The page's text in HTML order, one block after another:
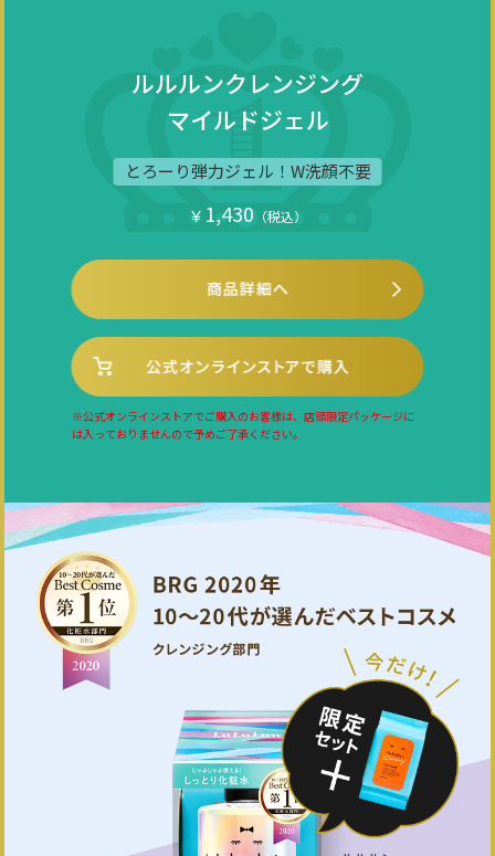
ルルルンクレンジング
マイルドジェル
とろーり弾力ジェル！W洗顔不要
￥ 1,430 （税込）
※公式オンラインストアでご購入のお客様は、店頭限定パッケージに
は入っておりませんので予めご了承ください。